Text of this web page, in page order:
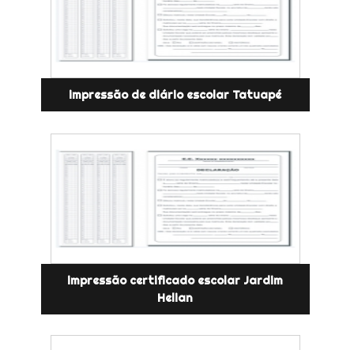
impressão de diário escolar Tatuapé
impressão certificado escolar Jardim
Helian